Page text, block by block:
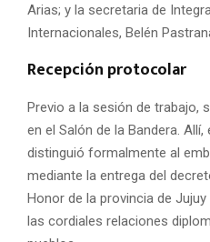
Arias; y la secretaria de
Internacionales, Belén
Recepción protocolar
Previo a la sesión de trabajo,
en el Salón de la Bandera.
distinguió formalmente al
mediante la entrega del
Honor de la provincia de
las cordiales relaciones